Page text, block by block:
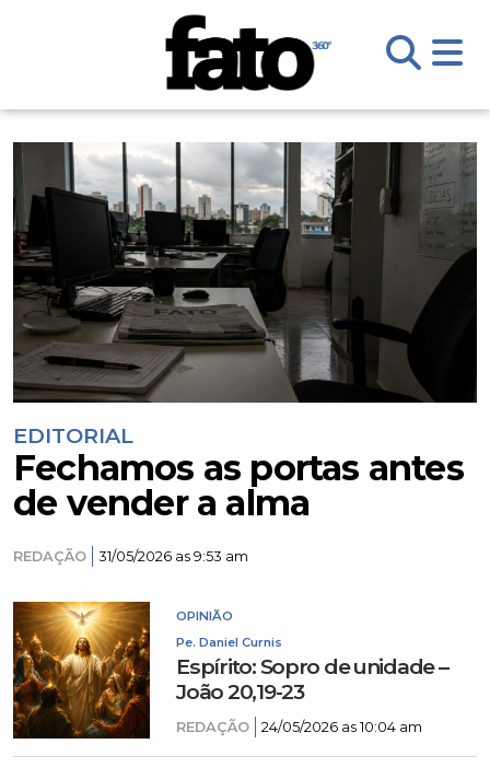
EDITORIAL
Fechamos as portas antes
de vender a alma
REDAÇÃO 31/05/2026 as 9:53 am
OPINIÃO
Pe. Daniel Curnis
Espírito: Sopro de unidade –
João 20,19-23
REDAÇÃO 24/05/2026 as 10:04 am